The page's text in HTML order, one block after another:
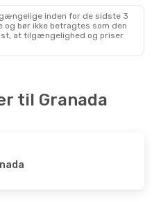
inden for de sidste 3
og bør ikke betragtes som den
at tilgængelighed og priser
til Granada